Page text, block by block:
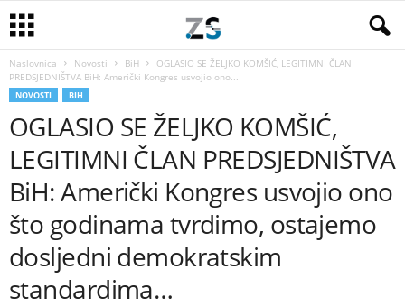
Naslovnica Novosti BiH
OGLASIO SE ŽELJKO KOMŠIĆ, LEGITIMNI ČLAN
PREDSJEDNIŠTVA BiH: Američki Kongres usvojio ono...
NOVOSTI BIH
OGLASIO SE ŽELJKO KOMŠIĆ,
LEGITIMNI ČLAN PREDSJEDNIŠTVA
BiH: Američki Kongres usvojio ono
što godinama tvrdimo, ostajemo
dosljedni demokratskim
standardima…